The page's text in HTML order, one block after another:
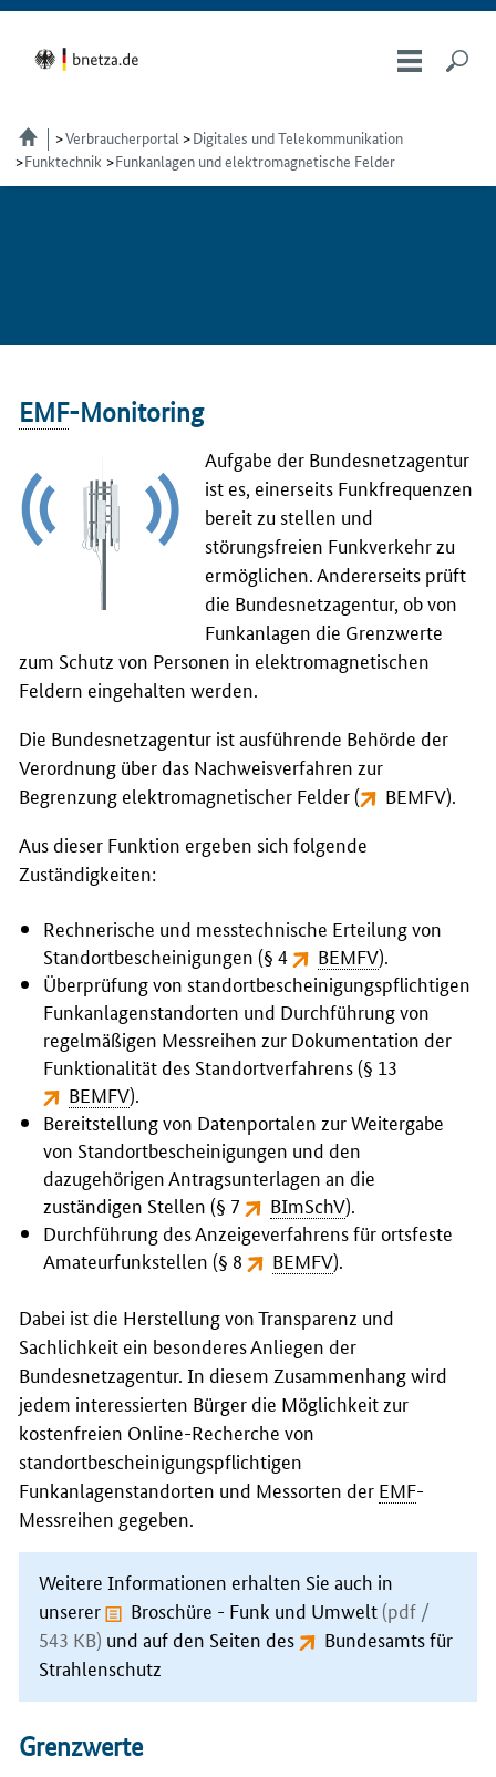
Verbraucherportal
Digitales und Telekommunikation
Funktechnik
Funkanlagen und elektromagnetische Felder
EMF-Monitoring
Aufgabe der Bundesnetzagentur
ist es, einerseits Funkfrequenzen
bereit zu stellen und
störungsfreien Funkverkehr zu
ermöglichen. Andererseits prüft
die Bundesnetzagentur, ob von
Funkanlagen die Grenzwerte
zum Schutz von Personen in elektromagnetischen
Feldern eingehalten werden.
Die Bundesnetzagentur ist ausführende Behörde der
Verordnung über das Nachweisverfahren zur
Begrenzung elektromagnetischer Felder (
BEMFV).
Aus dieser Funktion ergeben sich folgende
Zuständigkeiten:
Rechnerische und messtechnische Erteilung von
Standortbescheinigungen (§ 4
BEMFV).
Überprüfung von standortbescheinigungspflichtigen
Funkanlagenstandorten und Durchführung von
regelmäßigen Messreihen zur Dokumentation der
Funktionalität des Standortverfahrens (§ 13
BEMFV).
Bereitstellung von Datenportalen zur Weitergabe
von Standortbescheinigungen und den
dazugehörigen Antragsunterlagen an die
zuständigen Stellen (§ 7
BImSchV).
Durchführung des Anzeigeverfahrens für ortsfeste
Amateurfunkstellen (§ 8
BEMFV).
Dabei ist die Herstellung von Transparenz und
Sachlichkeit ein besonderes Anliegen der
Bundesnetzagentur. In diesem Zusammenhang wird
jedem interessierten Bürger die Möglichkeit zur
kostenfreien Online-Recherche von
standortbescheinigungspflichtigen
Funkanlagenstandorten und Messorten der EMF-
Messreihen gegeben.
Weitere Informationen erhalten Sie auch in
unserer
Broschüre - Funk und Umwelt (pdf /
543 KB) und auf den Seiten des
Bundesamts für
Strahlenschutz
Grenzwerte